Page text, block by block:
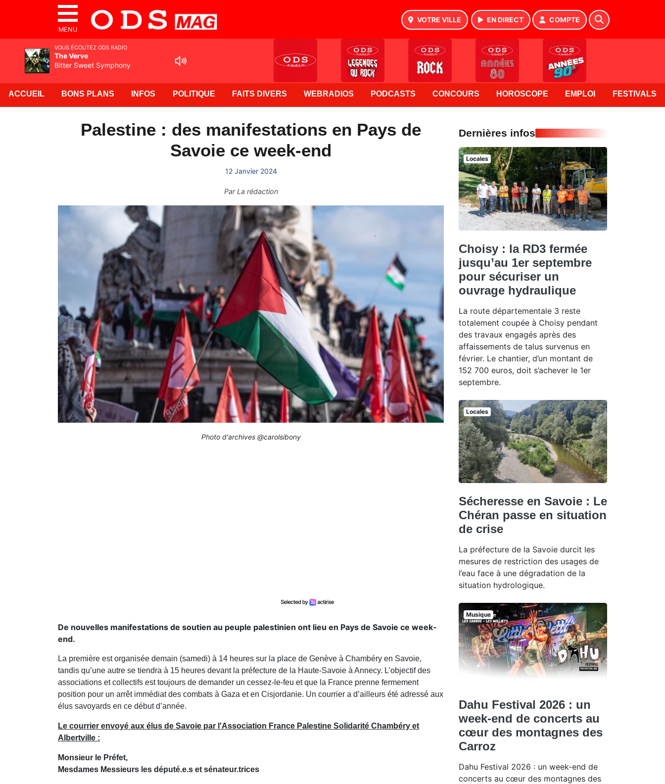
MENU
VOTRE VILLE EN DIRECT COMPTE
ACCUEIL BONS PLANS INFOS POLITIQUE FAITS DIVERS WEBRADIOS PODCASTS CONCOURS HOROSCOPE EMPLOI FESTIVALS
Palestine : des manifestations en Pays de
Savoie ce week-end
12 Janvier 2024
ParLa rédaction
Photo d'archives @carolsibony
De nouvelles manifestations de soutien au peuple palestinien ont lieu en Pays de Savoie ce week-
end.
La première est organisée demain (samedi) à 14 heures sur la place de Genève à Chambéry en Savoie,
tandis qu’une autre se tiendra à 15 heures devant la préfecture de la Haute-Savoie à Annecy. L’objectif des
associations et collectifs est toujours de demander un cessez-le-feu et que la France prenne fermement
position pour un arrêt immédiat des combats à Gaza et en Cisjordanie. Un courrier a d’ailleurs été adressé aux
élus savoyards en ce début d’année.
Le courrier envoyé aux élus de Savoie par l'Association France Palestine Solidarité Chambéry et
Albertville :
Monsieur le Préfet,
Mesdames Messieurs les député.e.s et sénateur.trices
Dernières infos
Locales
Choisy : la RD3 fermée
jusqu’au 1er septembre
pour sécuriser un
ouvrage hydraulique
La route départementale 3 reste
totalement coupée à Choisy pendant
des travaux engagés après des
affaissements de talus survenus en
février. Le chantier, d’un montant de
152 700 euros, doit s’achever le 1er
septembre.
Locales
Sécheresse en Savoie : Le
Chéran passe en situation
de crise
La préfecture de la Savoie durcit les
mesures de restriction des usages de
l’eau face à une dégradation de la
situation hydrologique.
Musique
Dahu Festival 2026 : un
week-end de concerts au
cœur des montagnes des
Carroz
Dahu Festival 2026 : un week-end de
concerts au cœur des montagnes des
VOUS ÉCOUTEZ ODS RADIO
The Verve
Bitter Sweet Symphony